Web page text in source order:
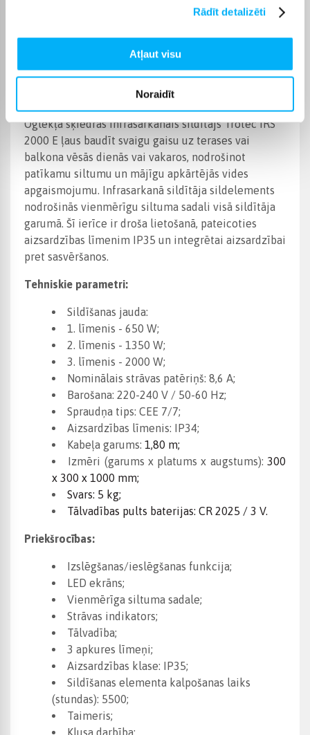
Rādīt detalizēti
Atļaut visu
Noraidīt
Preces apraksts
Oglekļa šķiedras infrasarkanais sildītājs Trotec IRS
2000 E ļaus baudīt svaigu gaisu uz terases vai
balkona vēsās dienās vai vakaros, nodrošinot
patīkamu siltumu un mājīgu apkārtējās vides
apgaismojumu. Infrasarkanā sildītāja sildelements
nodrošinās vienmērīgu siltuma sadali visā sildītāja
garumā. Šī ierīce ir droša lietošanā, pateicoties
aizsardzības līmenim IP35 un integrētai aizsardzībai
pret sasvēršanos.
Tehniskie parametri:
Sildīšanas jauda:
1. līmenis - 650 W;
2. līmenis - 1350 W;
3. līmenis - 2000 W;
Nominālais strāvas patēriņš: 8,6 A;
Barošana: 220-240 V / 50-60 Hz;
Spraudņa tips: CEE 7/7;
Aizsardzības līmenis: IP34;
Kabeļa garums: 1,80 m;
Izmēri (garums x platums x augstums):300
x 300 x 1000 mm;
Svars: 5 kg;
Tālvadības pults baterijas: CR 2025 / 3 V.
Priekšrocības:
Izslēgšanas/ieslēgšanas funkcija;
LED ekrāns;
Vienmērīga siltuma sadale;
Strāvas indikators;
Tālvadība;
3 apkures līmeņi;
Aizsardzības klase: IP35;
Sildīšanas elementa kalpošanas laiks
(stundas): 5500;
Taimeris;